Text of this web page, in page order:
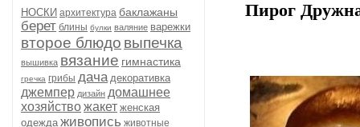
НОСКИ архитектура баклажаны
берет блины булки валяние варежки
второе блюдо выпечка
вышивка вязание гимнастика
гречка грибы дача декоративка
джемпер дизайн домашнее
хозяйствожакет женская
одежда живопись животные
Пирог